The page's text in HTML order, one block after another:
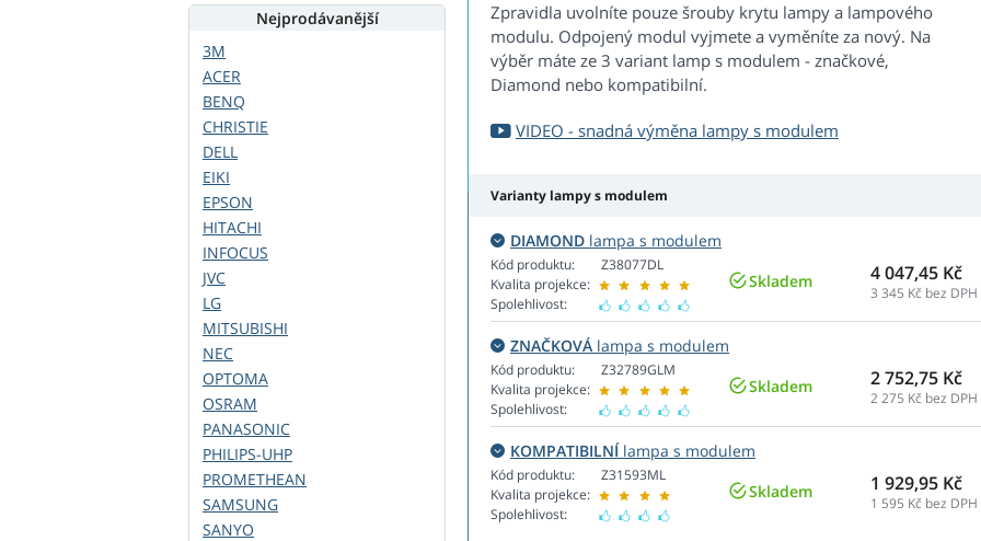
Zpravidla uvolníte pouze šrouby krytu lampy a lampového
modulu. Odpojený modul vyjmete a vyměníte za nový. Na
výběr máte ze 3 variant lamp s modulem - značkové,
Diamond nebo kompatibilní.
VIDEO - snadná výměna lampy s modulem
Varianty lampy s modulem
DIAMOND lampa s modulem
Kód produktu:
Kvalita projekce:
Spolehlivost:
Z38077DL
Skladem 4 047,45 Kč
3 345 Kč bez DPH
ZNAČKOVÁ lampa s modulem
Kód produktu:
Kvalita projekce:
Spolehlivost:
Z32789GLM
Skladem 2 752,75 Kč
2 275 Kč bez DPH
KOMPATIBILNÍlampa s modulem
Kód produktu:
Kvalita projekce:
Spolehlivost:
Z31593ML
Skladem 1 929,95 Kč
1 595 Kč bez DPH
Nejprodávanější
3M
ACER
BENQ
CHRISTIE
DELL
EIKI
EPSON
HITACHI
INFOCUS
JVC
LG
MITSUBISHI
NEC
OPTOMA
OSRAM
PANASONIC
PHILIPS-UHP
PROMETHEAN
SAMSUNG
SANYO